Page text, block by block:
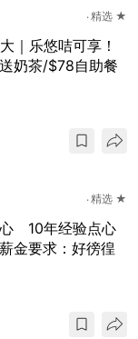
精选 ★
｜乐悠咭可享！
奶茶/$78自助餐
精选 ★
10年经验点心
金要求：好徬徨